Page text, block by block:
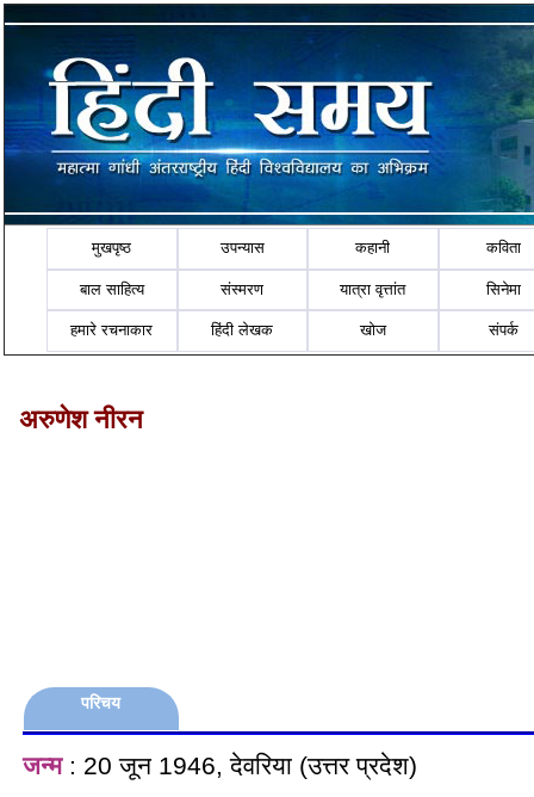
मुखपृष्ठ उपन्यास कहानी कविता
बाल साहित्य संस्मरण यात्रा वृत्तांत सिनेमा
हमारे रचनाकार हिंदी लेखक खोज संपर्क
अरुणेश नीरन
परिचय
जन्म: 20 जून 1946, देवरिया (उत्तर प्रदेश)